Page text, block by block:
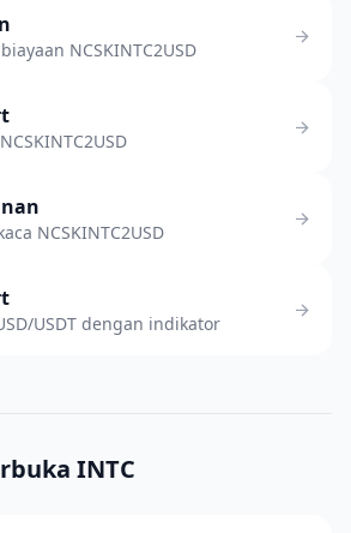
NCSKINTC2USD
NCSKINTC2USD
USDT dengan indikator
INTC